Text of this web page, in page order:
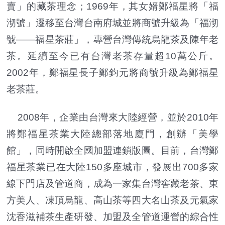
賣」的藏茶理念；1969年，其女婿鄭福星將「福
沏號」遷移至台灣台南府城並將商號升級為「福沏
號——福星茶莊」，專營台灣傳統烏龍茶及陳年老
茶。延續至今已有台灣老茶存量超10萬公斤。
2002年，鄭福星長子鄭鈞元將商號升級為鄭福星
老茶莊。
2008年，企業由台灣來大陸經營，並於2010年
將鄭福星茶業大陸總部落地廈門，創辦「美學
館」，同時開啟全國加盟連鎖版圖。目前， 台灣鄭
福星茶業已在大陸150多座城市，發展出700多家
線下門店及管道商，成為一家集台灣窖藏老茶、東
方美人、凍頂烏龍、高山茶等四大名山茶及元氣家
沈香滋補茶生產研發、加盟及全管道運營的綜合性